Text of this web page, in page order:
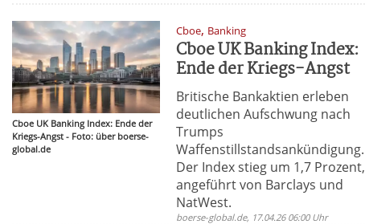
Cboe UK Banking Index: Ende der
Kriegs-Angst - Foto: über boerse-
global.de
Cboe, Banking
Cboe UK Banking Index:
Ende der Kriegs-Angst
Britische Bankaktien erleben
deutlichen Aufschwung nach
Trumps
Waffenstillstandsankündigung.
Der Index stieg um 1,7 Prozent,
angeführt von Barclays und
NatWest.
boerse-global.de, 17.04.26 06:00 Uhr